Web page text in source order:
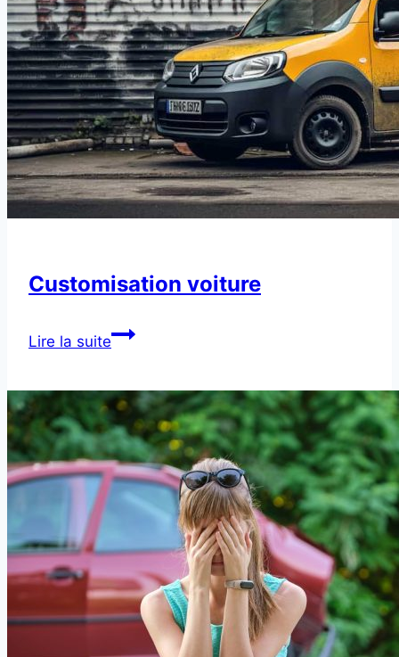
Customisation voiture
Lire la suiteCustomisation